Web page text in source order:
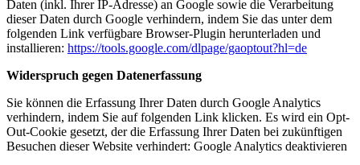
Daten (inkl. Ihrer IP-Adresse) an Google sowie die Verarbeitung
dieser Daten durch Google verhindern, indem Sie das unter dem
folgenden Link verfügbare Browser-Plugin herunterladen und
installieren: https://tools.google.com/dlpage/gaoptout?hl=de
Widerspruch gegen Datenerfassung
Sie können die Erfassung Ihrer Daten durch Google Analytics
verhindern, indem Sie auf folgenden Link klicken. Es wird ein Opt-
Out-Cookie gesetzt, der die Erfassung Ihrer Daten bei zukünftigen
Besuchen dieser Website verhindert: Google Analytics deaktivieren